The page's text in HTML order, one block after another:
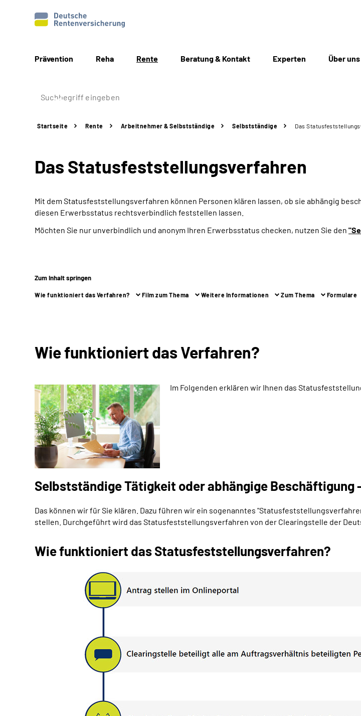
Prävention Reha Rente Beratung & Kontakt Experten Über
Startseite Rente Arbeitnehmer & Selbstständige Selbstständige Das
Das Statusfeststellungs­verfahren
Mit dem Statusfeststellungsverfahren können Personen klären lassen, ob sie abhängig
diesen Erwerbsstatus rechtsverbindlich feststellen lassen.
Möchten Sie nur unverbindlich und anonym Ihren Erwerbsstatus checken, nutzen Sie den
Zum Inhalt springen
Wie funktioniert das Verfahren? Film zum Thema Weitere Informationen Zum Thema Formulare
Wie funktioniert das Verfahren?
Im Folgenden erklären wir Ihnen das
Selbstständige Tätigkeit oder abhängige Beschäftigung
Das können wir für Sie klären. Dazu führen wir ein sogenanntes
stellen. Durchgeführt wird das Statusfeststellungsverfahren von der Clearingstelle der
Wie funktioniert das Statusfeststellungsverfahren?